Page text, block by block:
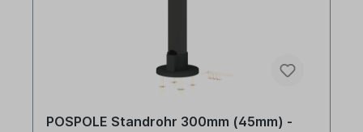
POSPOLE Standrohr 300mm (45mm) -